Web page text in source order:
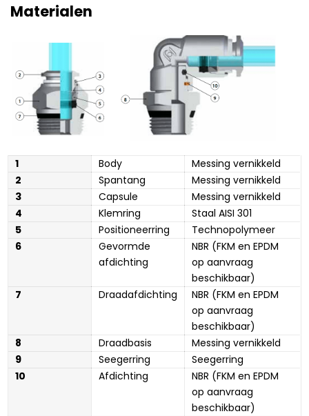
Materialen
1 Body
Messing vernikkeld
2
Spantang
Messing vernikkeld
3
Capsule
Messing vernikkeld
4
Klemring
Staal AISI 301
5
Positioneerring
Technopolymeer
6
Gevormde
afdichting
NBR (FKM en EPDM
op aanvraag
beschikbaar)
7
Draadafdichting
NBR (FKM en EPDM
op aanvraag
beschikbaar)
8
Draadbasis
Messing vernikkeld
9
Seegerring
Seegerring
10
Afdichting
NBR (FKM en EPDM
op aanvraag
beschikbaar)